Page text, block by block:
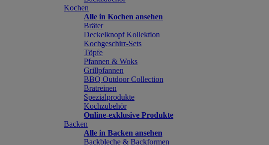
Kochen
Alle in Kochen ansehen
Bräter
Deckelknopf Kollektion
Kochgeschirr-Sets
Töpfe
Pfannen & Woks
Grillpfannen
BBQ Outdoor Collection
Bratreinen
Spezialprodukte
Kochzubehör
Online-exklusive Produkte
Backen
Alle in Backen ansehen
Backbleche & Backformen